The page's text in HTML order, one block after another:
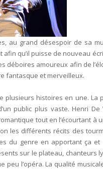
au grand désespoir de sa
qu’il puisse de nouveau
déboires amoureux afin de
fantasque et merveilleux.
histoires en une. La
public plus vaste. Henri
tout en l’écourtant à
les différents récits des
du genre en apportant ça
sur le plateau, chanteurs
peu l’opéra. La qualité